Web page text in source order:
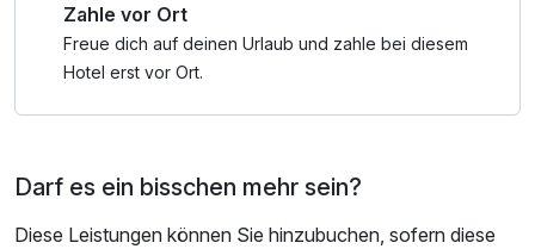
könnte man den perfekten Ort für einen Urlaub auf
Usedom kaum beschreiben.
Christin Hoppe - HOTELDIREKTORIN
Zahle vor Ort
Freue dich auf deinen Urlaub und zahle bei diesem
Hotel erst vor Ort.
Darf es ein bisschen mehr sein?
Diese Leistungen können Sie hinzubuchen, sofern diese